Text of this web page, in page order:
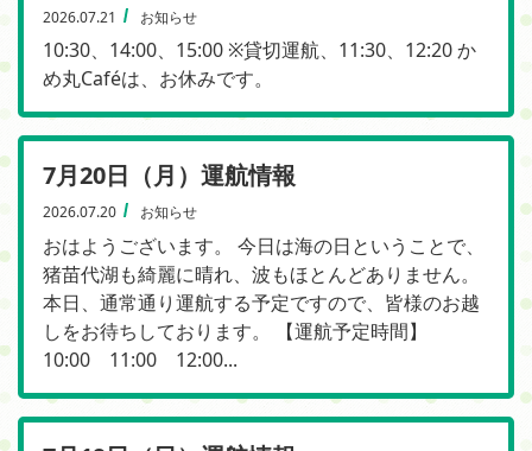
2026.07.21 お知らせ
10:30、14:00、15:00 ※貸切運航、11:30、12:20 か
め丸Caféは、お休みです。
7月20日（月）運航情報
2026.07.20 お知らせ
おはようございます。 今日は海の日ということで、
猪苗代湖も綺麗に晴れ、波もほとんどありません。
本日、通常通り運航する予定ですので、皆様のお越
しをお待ちしております。 【運航予定時間】
10:00 11:00 12:00...